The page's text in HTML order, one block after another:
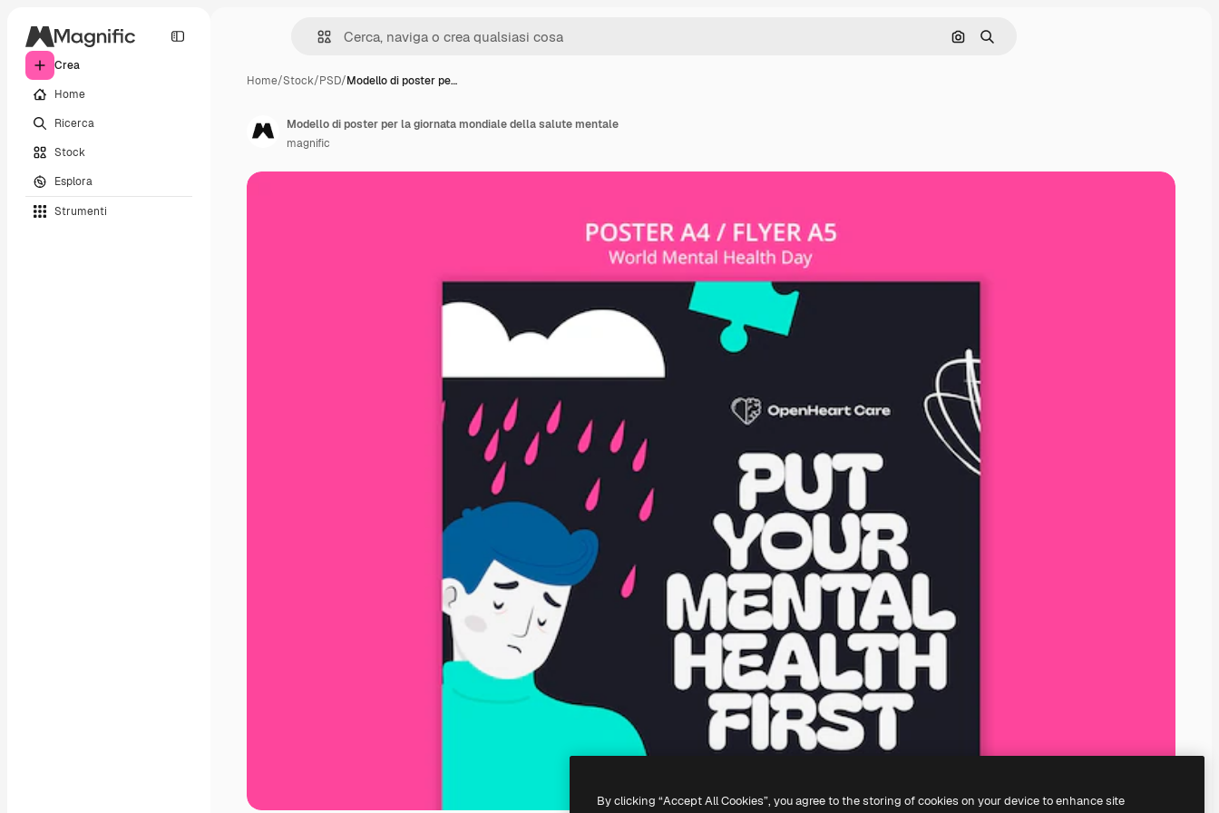
Crea
Home
Ricerca
Stock
Esplora
Strumenti
Cerca per immagine
Ricerca
Home/Stock/PSD/Modello di poster pe…
Modello di poster per la giornata mondiale della salute mentale
magnific
By clicking “Accept All Cookies”, you agree to the storing of cookies on your device to enhance site